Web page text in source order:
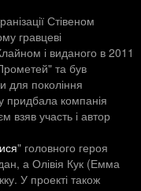
Стівеном
гравцеві
і виданого в 2011
та був
для покоління
придбала компанія
взяв участь і автор
" головного героя
а Олівія Кук (Емма
У проекті також